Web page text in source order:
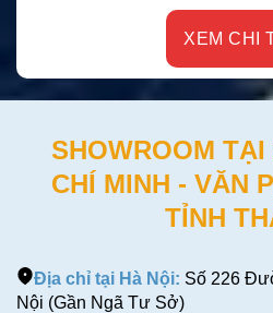
XEM CHI
SHOWROOM
CHÍ MINH - VĂN
TỈNH
Địa chỉ tại Hà Nội: Số 226
Nội (Gần Ngã Tư Sở)